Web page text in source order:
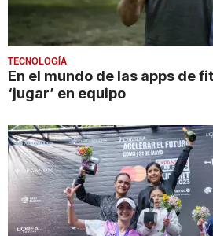
TECNOLOGÍA
En el mundo de las apps de
‘jugar’ en equipo